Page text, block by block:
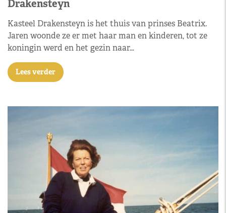
Drakensteyn
Kasteel Drakensteyn is het thuis van prinses Beatrix.
Jaren woonde ze er met haar man en kinderen, tot ze
koningin werd en het gezin naar…
Lees verder